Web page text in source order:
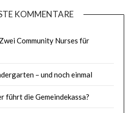
KOMMENTARE
Zwei Community Nurses für
– und noch einmal
führt die Gemeindekassa?